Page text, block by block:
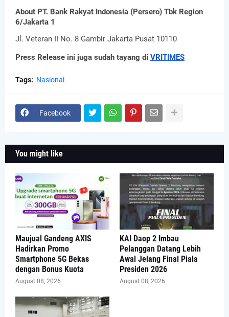
About PT. Bank Rakyat Indonesia (Persero) Tbk Region
6/Jakarta 1
Jl. Veteran II No. 8 Gambir Jakarta Pusat 10110
Press Release ini juga sudah tayang di VRITIMES
Tags: Nasional
Facebook
You might like
Maujual Gandeng AXIS
Hadirkan Promo
Smartphone 5G Bekas
dengan Bonus Kuota
August 08, 2026
KAI Daop 2 Imbau
Pelanggan Datang Lebih
Awal Jelang Final Piala
Presiden 2026
August 08, 2026